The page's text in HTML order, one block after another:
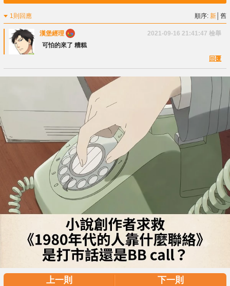
1則回應 順序:新 │舊
漢堡經理 2021-09-16 21:41:47 檢舉
可怕的來了 糟糕
回覆
上一則 下一則